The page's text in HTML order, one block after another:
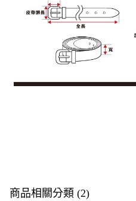
商品相關分類 (2)